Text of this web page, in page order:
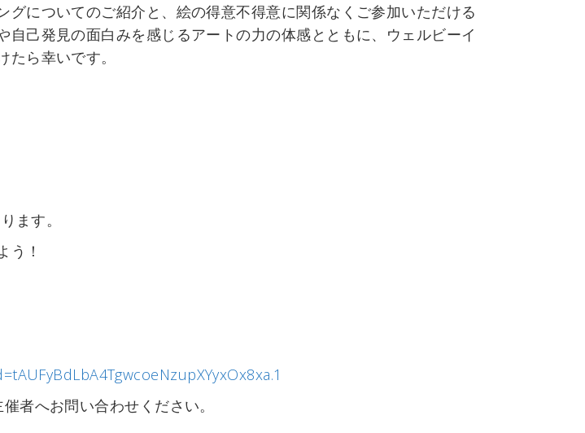
についてのご紹介と、絵の得意不得意に関係なくご参加いただける
己発見の面白みを感じるアートの力の体感とともに、ウェルビーイ
ら幸いです。
ます。
う！
者へお問い合わせください。